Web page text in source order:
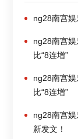
ng28南宫
ng28南宫
比“8连增”
ng28南宫
比“8连增”
ng28南宫
新发文！